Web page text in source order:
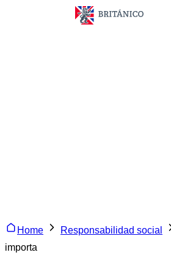
Home Responsabilidad social
importa